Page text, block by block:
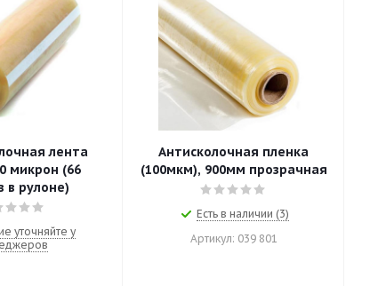
лента
микрон (66
в рулоне)
уточняйте у
Антисколочная пленка
(100мкм), 900мм прозрачная
Есть в наличии (3)
Артикул: 039 801